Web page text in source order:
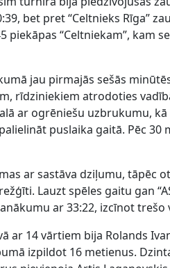
bet pret “Celtnieks Rīga”
piekāpas “Celtniekam”, kam
jau pirmajās sešās
rīdziniekiem atrodoties
ar ogrēniešu uzbrukumu,
puslaika gaitā. Pēc 30
ar sastāva dziļumu, tāpēc
Lauzt spēles gaitu gan
ar 33:22, izcīnot trešo
ar 14 vārtiem bija Rolands
izpildot 16 metienus.